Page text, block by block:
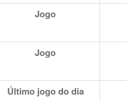
Jogo
Jogo
Último jogo do dia